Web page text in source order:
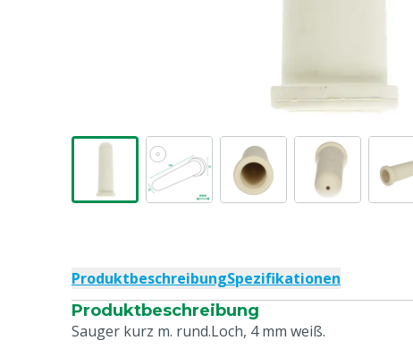
ProduktbeschreibungSpezifikationen
Produktbeschreibung
Sauger kurz m. rund.Loch, 4 mm weiß.